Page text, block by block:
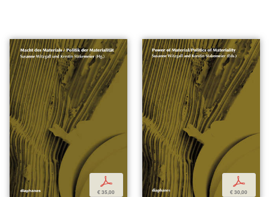
p
€ 35,00
p
€ 30,00